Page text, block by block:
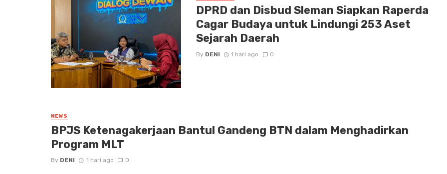
DPRD dan Disbud Sleman Siapkan Raperda
Cagar Budaya untuk Lindungi 253 Aset
Sejarah Daerah
By DENI 1 hari ago 0
NEWS
BPJS Ketenagakerjaan Bantul Gandeng BTN dalam Menghadirkan
Program MLT
By DENI 1 hari ago 0